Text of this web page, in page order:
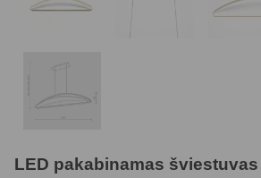
LED pakabinamas šviestuvas